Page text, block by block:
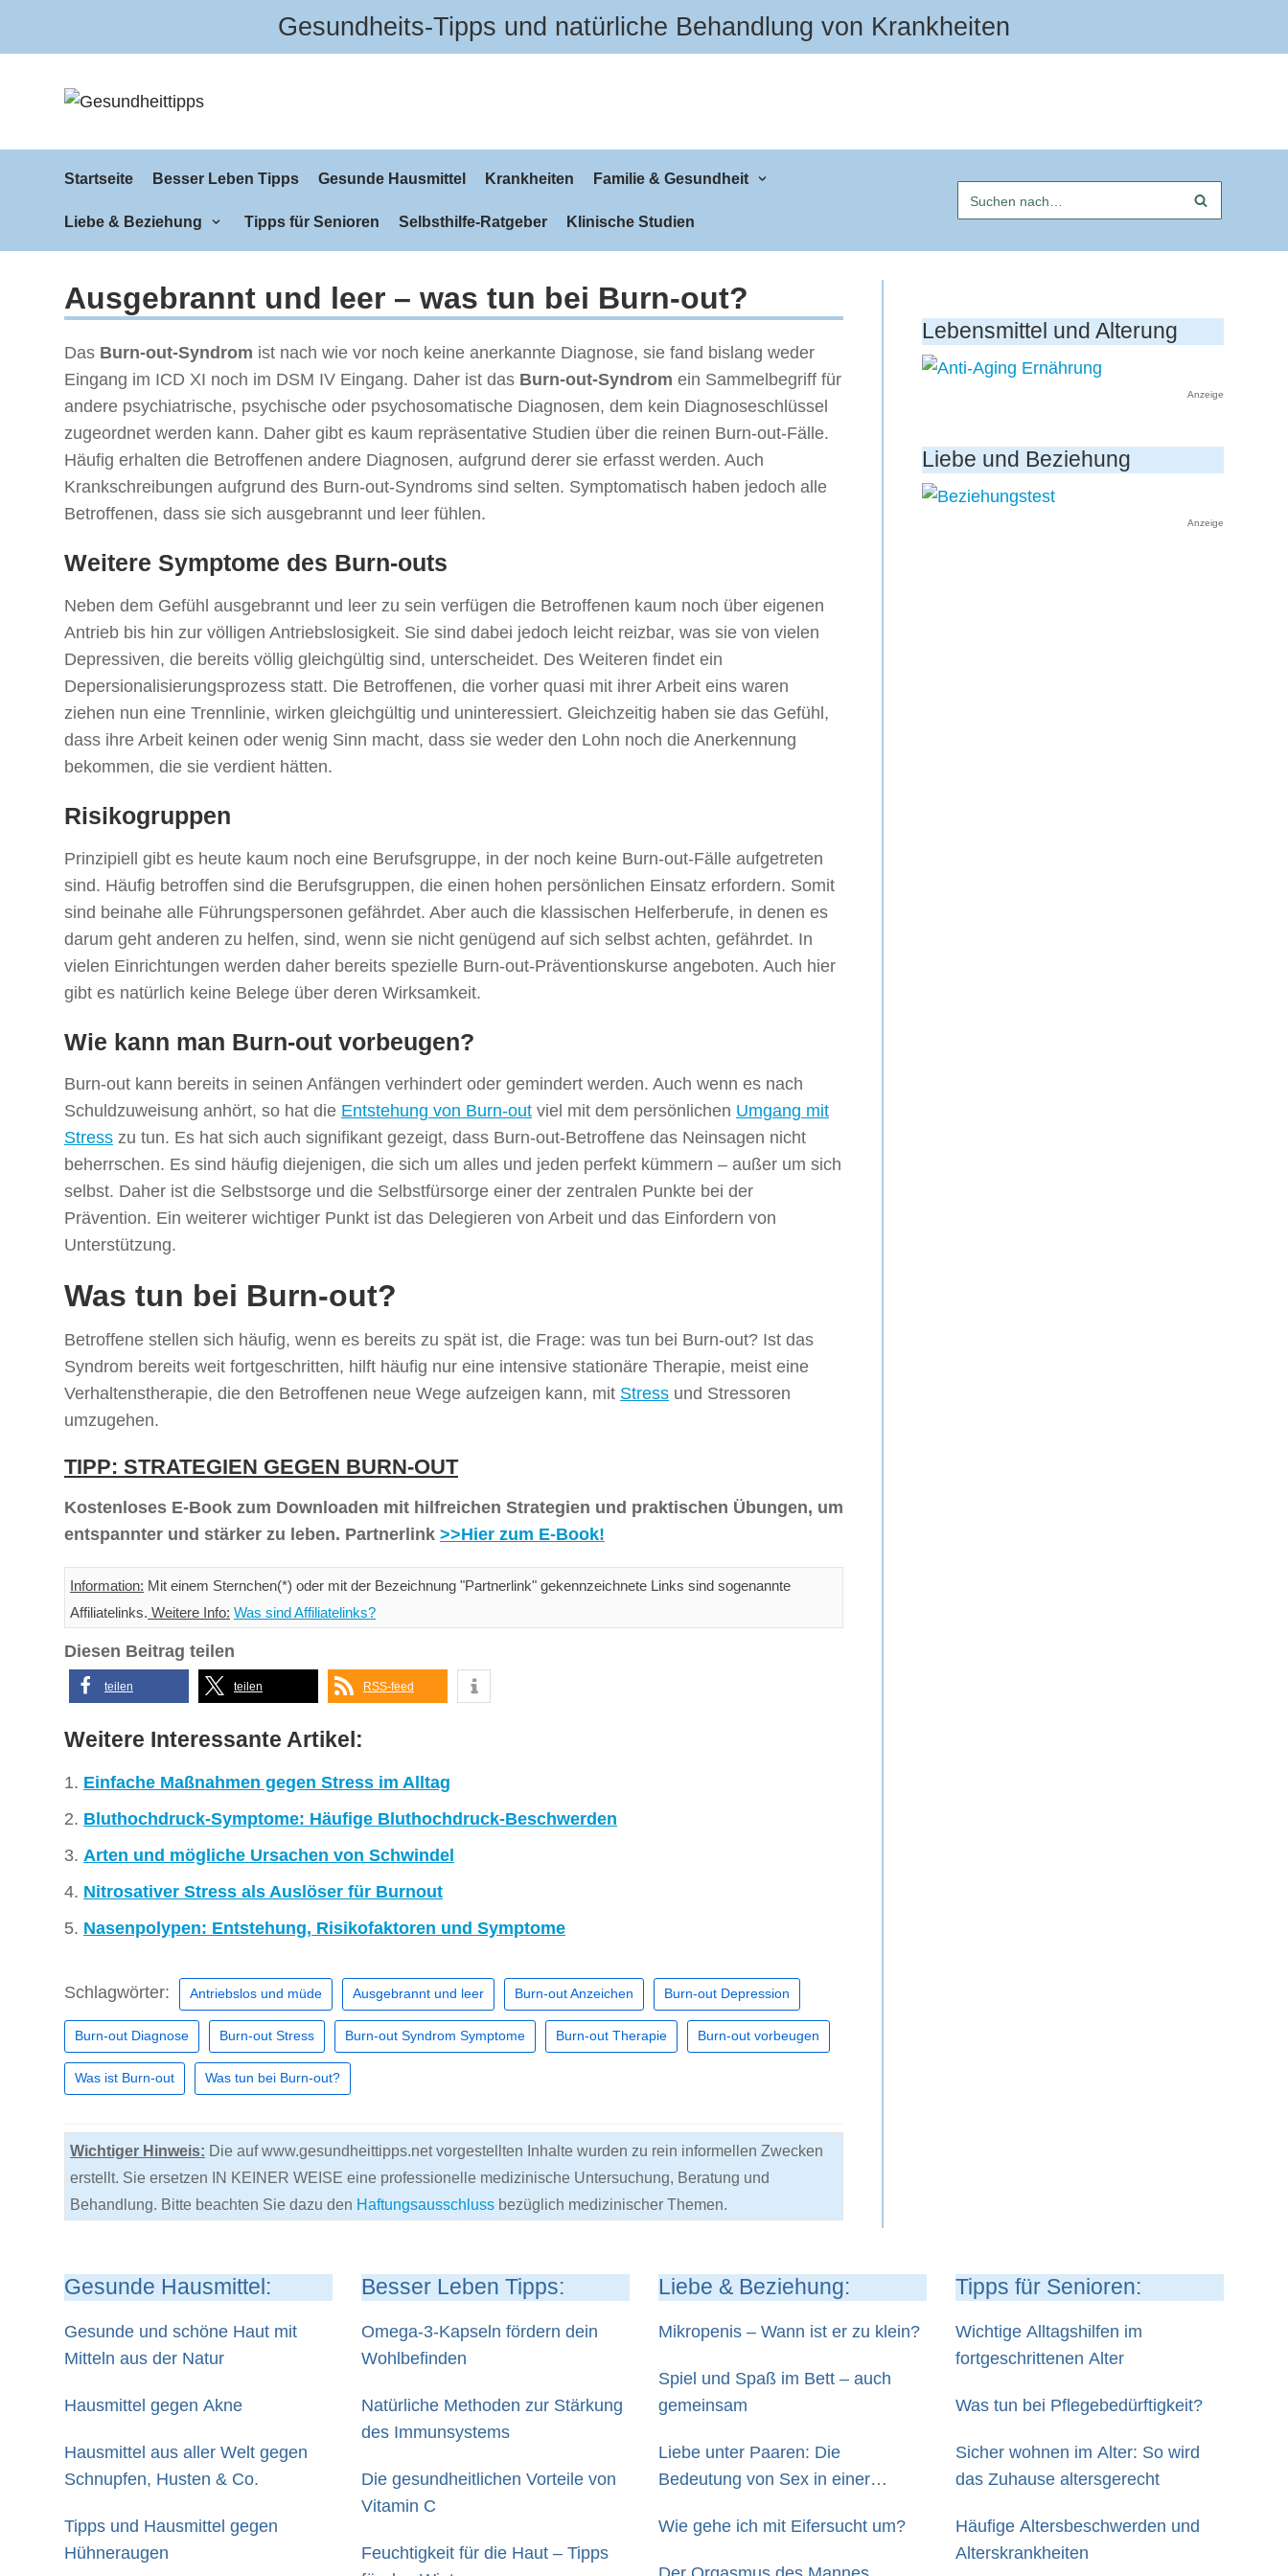
Zum
Gesundheits-Tipps und natürliche Behandlung von Krankheiten
Startseite Besser Leben Tipps Gesunde Hausmittel Krankheiten Familie & Gesundheit
Liebe & Beziehung Tipps für Senioren Selbsthilfe-Ratgeber Klinische Studien
Ausgebrannt und leer – was tun bei Burn-out?
Das Burn-out-Syndrom ist nach wie vor noch keine anerkannte Diagnose, sie fand bislang weder
Eingang im ICD XI noch im DSM IV Eingang. Daher ist das Burn-out-Syndrom ein Sammelbegriff für
andere psychiatrische, psychische oder psychosomatische Diagnosen, dem kein Diagnoseschlüssel
zugeordnet werden kann. Daher gibt es kaum repräsentative Studien über die reinen Burn-out-Fälle.
Häufig erhalten die Betroffenen andere Diagnosen, aufgrund derer sie erfasst werden. Auch
Krankschreibungen aufgrund des Burn-out-Syndroms sind selten. Symptomatisch haben jedoch alle
Betroffenen, dass sie sich ausgebrannt und leer fühlen.
Weitere Symptome des Burn-outs
Neben dem Gefühl ausgebrannt und leer zu sein verfügen die Betroffenen kaum noch über eigenen
Antrieb bis hin zur völligen Antriebslosigkeit. Sie sind dabei jedoch leicht reizbar, was sie von vielen
Depressiven, die bereits völlig gleichgültig sind, unterscheidet. Des Weiteren findet ein
Depersionalisierungsprozess statt. Die Betroffenen, die vorher quasi mit ihrer Arbeit eins waren
ziehen nun eine Trennlinie, wirken gleichgültig und uninteressiert. Gleichzeitig haben sie das Gefühl,
dass ihre Arbeit keinen oder wenig Sinn macht, dass sie weder den Lohn noch die Anerkennung
bekommen, die sie verdient hätten.
Risikogruppen
Prinzipiell gibt es heute kaum noch eine Berufsgruppe, in der noch keine Burn-out-Fälle aufgetreten
sind. Häufig betroffen sind die Berufsgruppen, die einen hohen persönlichen Einsatz erfordern. Somit
sind beinahe alle Führungspersonen gefährdet. Aber auch die klassischen Helferberufe, in denen es
darum geht anderen zu helfen, sind, wenn sie nicht genügend auf sich selbst achten, gefährdet. In
vielen Einrichtungen werden daher bereits spezielle Burn-out-Präventionskurse angeboten. Auch hier
gibt es natürlich keine Belege über deren Wirksamkeit.
Wie kann man Burn-out vorbeugen?
Burn-out kann bereits in seinen Anfängen verhindert oder gemindert werden. Auch wenn es nach
Schuldzuweisung anhört, so hat die Entstehung von Burn-out viel mit dem persönlichen Umgang mit
Stress zu tun. Es hat sich auch signifikant gezeigt, dass Burn-out-Betroffene das Neinsagen nicht
beherrschen. Es sind häufig diejenigen, die sich um alles und jeden perfekt kümmern – außer um sich
selbst. Daher ist die Selbstsorge und die Selbstfürsorge einer der zentralen Punkte bei der
Prävention. Ein weiterer wichtiger Punkt ist das Delegieren von Arbeit und das Einfordern von
Unterstützung.
Was tun bei Burn-out?
Betroffene stellen sich häufig, wenn es bereits zu spät ist, die Frage: was tun bei Burn-out? Ist das
Syndrom bereits weit fortgeschritten, hilft häufig nur eine intensive stationäre Therapie, meist eine
Verhaltenstherapie, die den Betroffenen neue Wege aufzeigen kann, mit Stress und Stressoren
umzugehen.
TIPP: STRATEGIEN GEGEN BURN-OUT
Kostenloses E-Book zum Downloaden mit hilfreichen Strategien und praktischen Übungen, um
entspannter und stärker zu leben. Partnerlink >>Hier zum E-Book!
Information: Mit einem Sternchen(*) oder mit der Bezeichnung "Partnerlink" gekennzeichnete Links sind sogenannte
Affiliatelinks. Weitere Info: Was sind Affiliatelinks?
Diesen Beitrag teilen
teilen teilen RSS-feed
Weitere Interessante Artikel:
Einfache Maßnahmen gegen Stress im Alltag
Bluthochdruck-Symptome: Häufige Bluthochdruck-Beschwerden
Arten und mögliche Ursachen von Schwindel
Nitrosativer Stress als Auslöser für Burnout
Nasenpolypen: Entstehung, Risikofaktoren und Symptome
Schlagwörter: Antriebslos und müde Ausgebrannt und leer Burn-out Anzeichen Burn-out Depression
Burn-out Diagnose Burn-out Stress Burn-out Syndrom Symptome Burn-out Therapie Burn-out vorbeugen
Was ist Burn-out Was tun bei Burn-out?
Wichtiger Hinweis: Die auf www.gesundheittipps.net vorgestellten Inhalte wurden zu rein informellen Zwecken
erstellt. Sie ersetzen IN KEINER WEISE eine professionelle medizinische Untersuchung, Beratung und
Behandlung. Bitte beachten Sie dazu den Haftungsausschluss bezüglich medizinischer Themen.
Lebensmittel und Alterung
Anzeige
Liebe und Beziehung
Anzeige
Gesunde Hausmittel:
Gesunde und schöne Haut mit
Mitteln aus der Natur
Hausmittel gegen Akne
Hausmittel aus aller Welt gegen
Schnupfen, Husten & Co.
Tipps und Hausmittel gegen
Hühneraugen
Besser Leben Tipps:
Omega-3-Kapseln fördern dein
Wohlbefinden
Natürliche Methoden zur Stärkung
des Immunsystems
Die gesundheitlichen Vorteile von
Vitamin C
Feuchtigkeit für die Haut – Tipps
Liebe & Beziehung:
Mikropenis – Wann ist er zu klein?
Spiel und Spaß im Bett – auch
gemeinsam
Liebe unter Paaren: Die
Bedeutung von Sex in einer
Wie gehe ich mit Eifersucht um?
Tipps für Senioren:
Wichtige Alltagshilfen im
fortgeschrittenen Alter
Was tun bei Pflegebedürftigkeit?
Sicher wohnen im Alter: So wird
das Zuhause altersgerecht
Häufige Altersbeschwerden und
Alterskrankheiten